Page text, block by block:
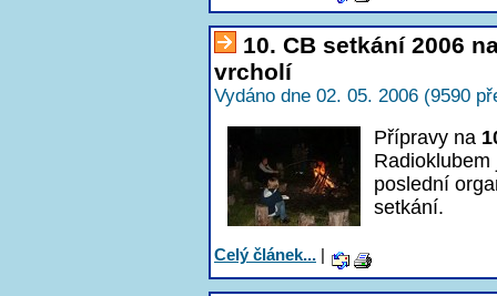
10. CB setkání 2006
vrcholí
Vydáno dne 02. 05. 2006 (9590
Přípravy na
poslední
setkání.
Celý článek... |